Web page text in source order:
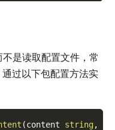
是读取配置文件，常
过以下包配置方法实
(content string,